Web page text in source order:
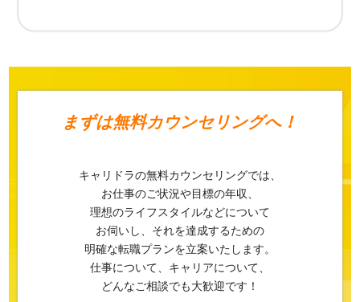
まずは無料カウンセリングへ！
キャリドラの無料カウンセリングでは、
お仕事のご状況や目標の年収、
理想のライフスタイルなどについて
お伺いし、それを達成するための
明確な転職プランを立案いたします。
仕事について、キャリアについて、
どんなご相談でも大歓迎です！